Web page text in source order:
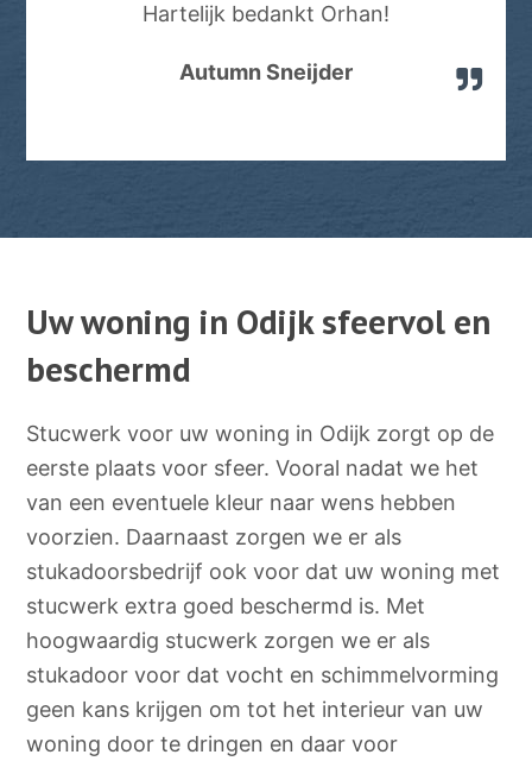
Hartelijk bedankt Orhan!
Autumn Sneijder
Uw woning in Odijk sfeervol en
beschermd
Stucwerk voor uw woning in Odijk zorgt op de
eerste plaats voor sfeer. Vooral nadat we het
van een eventuele kleur naar wens hebben
voorzien. Daarnaast zorgen we er als
stukadoorsbedrijf ook voor dat uw woning met
stucwerk extra goed beschermd is. Met
hoogwaardig stucwerk zorgen we er als
stukadoor voor dat vocht en schimmelvorming
geen kans krijgen om tot het interieur van uw
woning door te dringen en daar voor